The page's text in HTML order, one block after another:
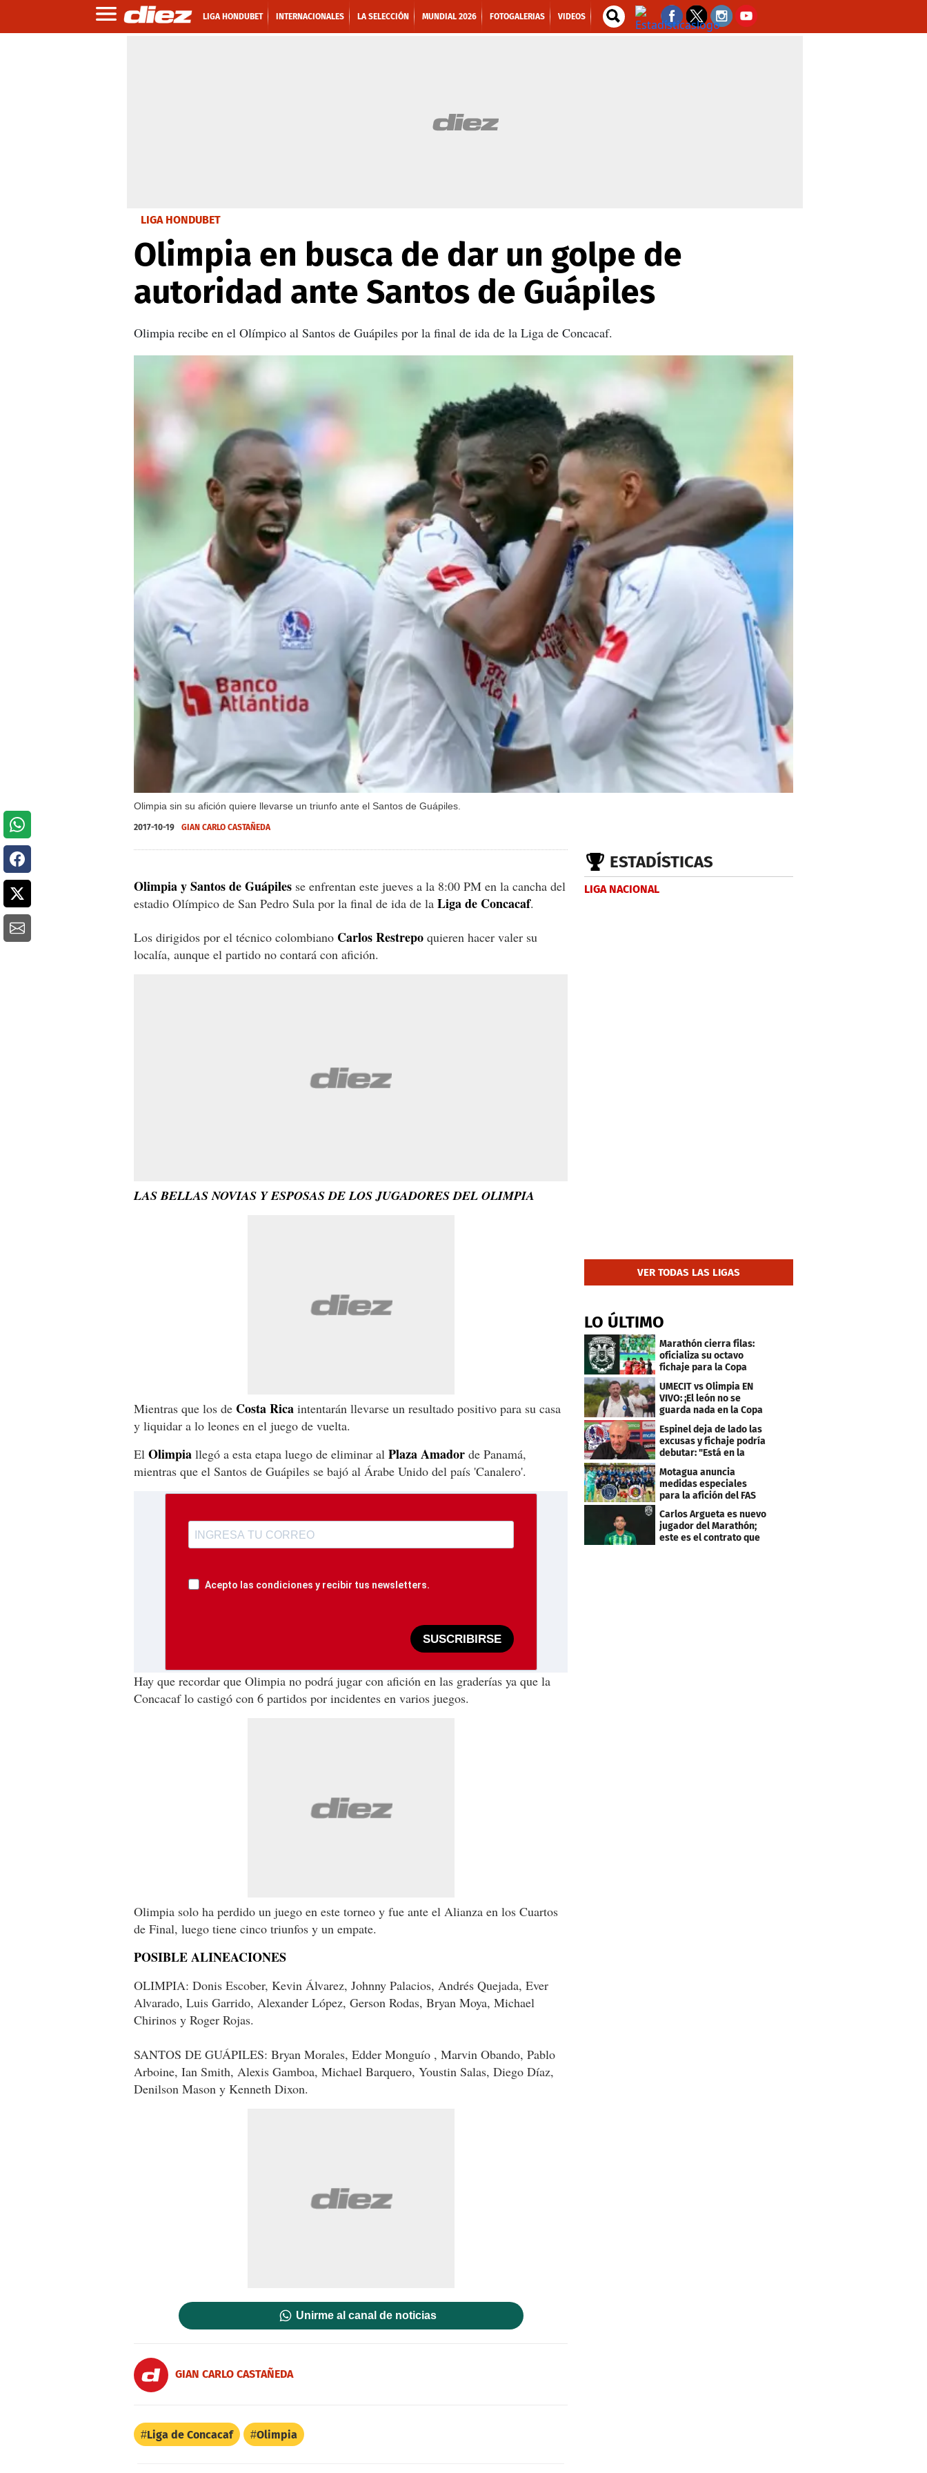
LIGA HONDUBET INTERNACIONALES LA SELECCIÓN MUNDIAL 2026 FOTOGALERIAS VIDEOS
LIGA HONDUBET
Olimpia en busca de dar un golpe de
autoridad ante Santos de Guápiles
Olimpia recibe en el Olímpico al Santos de Guápiles por la final de ida de la Liga de Concacaf.
Olimpia sin su afición quiere llevarse un triunfo ante el Santos de Guápiles.
2017-10-19 GIAN CARLO CASTAÑEDA
Olimpia y Santos de Guápiles se enfrentan este jueves a la 8:00 PM en la cancha del
estadio Olímpico de San Pedro Sula por la final de ida de la Liga de Concacaf.
Los dirigidos por el técnico colombiano Carlos Restrepo quieren hacer valer su
localía, aunque el partido no contará con afición.
LAS BELLAS NOVIAS Y ESPOSAS DE LOS JUGADORES DEL OLIMPIA
Mientras que los de Costa Rica intentarán llevarse un resultado positivo para su casa
y liquidar a lo leones en el juego de vuelta.
El Olimpia llegó a esta etapa luego de eliminar al Plaza Amador de Panamá,
mientras que el Santos de Guápiles se bajó al Árabe Unido del país 'Canalero'.
Acepto las condiciones y recibir tus newsletters.
SUSCRIBIRSE
Hay que recordar que Olimpia no podrá jugar con afición en las graderías ya que la
Concacaf lo castigó con 6 partidos por incidentes en varios juegos.
Olimpia solo ha perdido un juego en este torneo y fue ante el Alianza en los Cuartos
de Final, luego tiene cinco triunfos y un empate.
POSIBLE ALINEACIONES
OLIMPIA: Donis Escober, Kevin Álvarez, Johnny Palacios, Andrés Quejada, Ever
Alvarado, Luis Garrido, Alexander López, Gerson Rodas, Bryan Moya, Michael
Chirinos y Roger Rojas.
SANTOS DE GUÁPILES: Bryan Morales, Edder Monguío , Marvin Obando, Pablo
Arboine, Ian Smith, Alexis Gamboa, Michael Barquero, Youstin Salas, Diego Díaz,
Denilson Mason y Kenneth Dixon.
Unirme al canal de noticias
GIAN CARLO CASTAÑEDA
Liga de Concacaf Olimpia
ESTADÍSTICAS
LIGA NACIONAL
VER TODAS LAS LIGAS
LO ÚLTIMO
Marathón cierra filas:
oficializa su octavo
fichaje para la Copa
Centroamericana
UMECIT vs Olimpia EN
VIVO: ¡El león no se
guarda nada en la Copa
Centroamericana
Espinel deja de lado las
excusas y fichaje podría
debutar: "Está en la
Motagua anuncia
medidas especiales
para la afición del FAS
de El Salvador
Carlos Argueta es nuevo
jugador del Marathón;
este es el contrato que